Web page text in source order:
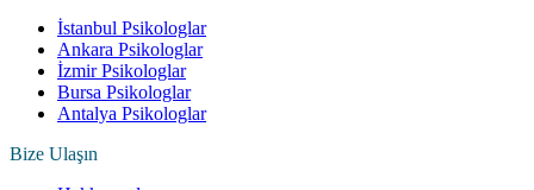
İstanbul Psikologlar
Ankara Psikologlar
İzmir Psikologlar
Bursa Psikologlar
Antalya Psikologlar
Bize Ulaşın